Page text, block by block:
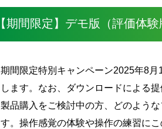
【期間限定】デモ版（評価体
期間限定特別キャンペーン2025年8
します。なお、ダウンロードによる
製品購入をご検討中の方、どのよう
す。操作感覚の体験や操作の練習に